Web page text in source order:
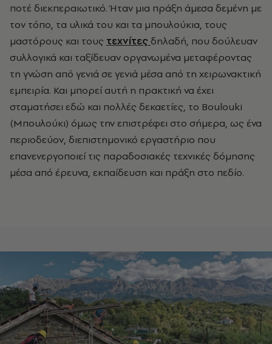
ποτέ διεκπεραιωτικό. Ήταν μια πράξη άμεσα δεμένη με
τον τόπο, τα υλικά του και τα μπουλούκια, τους
μαστόρους και τους τεχνίτες δηλαδή, που δούλευαν
συλλογικά και ταξίδευαν οργανωμένα μεταφέροντας
τη γνώση από γενιά σε γενιά μέσα από τη χειρωνακτική
εμπειρία. Και μπορεί αυτή η πρακτική να έχει
σταματήσει εδώ και πολλές δεκαετίες, το Boulouki
(Μπουλούκι) όμως την επιστρέφει στο σήμερα, ως ένα
περιοδεύον, διεπιστημονικό εργαστήριο που
επανενεργοποιεί τις παραδοσιακές τεχνικές δόμησης
μέσα από έρευνα, εκπαίδευση και πράξη στο πεδίο.